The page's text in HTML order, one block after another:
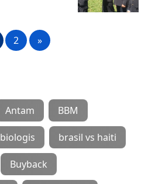
2 »
Antam BBM
biologis brasil vs haiti
Buyback